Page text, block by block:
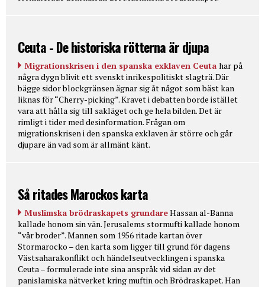
Ceuta - De historiska rötterna är djupa
Migrationskrisen i den spanska exklaven Ceuta har på
några dygn blivit ett svenskt inrikespolitiskt slagträ. Där
bägge sidor blockgränsen ägnar sig åt något som bäst kan
liknas för “Cherry-picking”. Kravet i debatten borde istället
vara att hålla sig till sakläget och ge hela bilden. Det är
rimligt i tider med desinformation. Frågan om
migrationskrisen i den spanska exklaven är större och går
djupare än vad som är allmänt känt.
Så ritades Marockos karta
Muslimska brödraskapets grundareHassan al-Banna
kallade honom sin vän. Jerusalems stormufti kallade honom
“vår broder”. Mannen som 1956 ritade kartan över
Stormarocko – den karta som ligger till grund för dagens
Västsaharakonflikt och händelseutvecklingen i spanska
Ceuta – formulerade inte sina anspråk vid sidan av det
panislamiska nätverket kring muftin och Brödraskapet. Han